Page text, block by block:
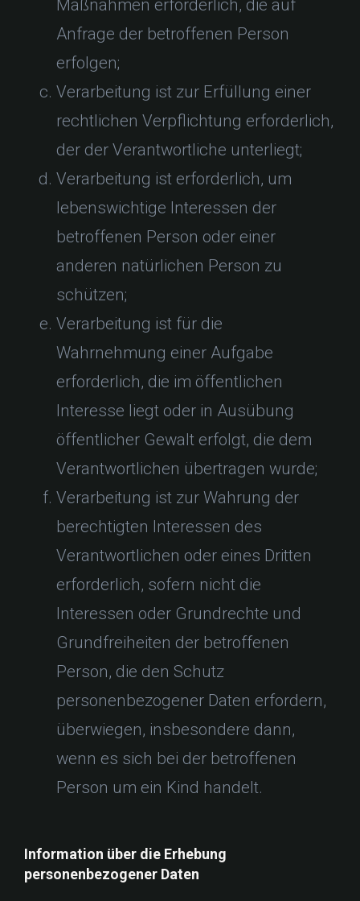
Maßnahmen erforderlich, die auf
Anfrage der betroffenen Person
erfolgen;
Verarbeitung ist zur Erfüllung einer
rechtlichen Verpflichtung erforderlich,
der der Verantwortliche unterliegt;
Verarbeitung ist erforderlich, um
lebenswichtige Interessen der
betroffenen Person oder einer
anderen natürlichen Person zu
schützen;
Verarbeitung ist für die
Wahrnehmung einer Aufgabe
erforderlich, die im öffentlichen
Interesse liegt oder in Ausübung
öffentlicher Gewalt erfolgt, die dem
Verantwortlichen übertragen wurde;
Verarbeitung ist zur Wahrung der
berechtigten Interessen des
Verantwortlichen oder eines Dritten
erforderlich, sofern nicht die
Interessen oder Grundrechte und
Grundfreiheiten der betroffenen
Person, die den Schutz
personenbezogener Daten erfordern,
überwiegen, insbesondere dann,
wenn es sich bei der betroffenen
Person um ein Kind handelt.
Information über die Erhebung
personenbezogener Daten